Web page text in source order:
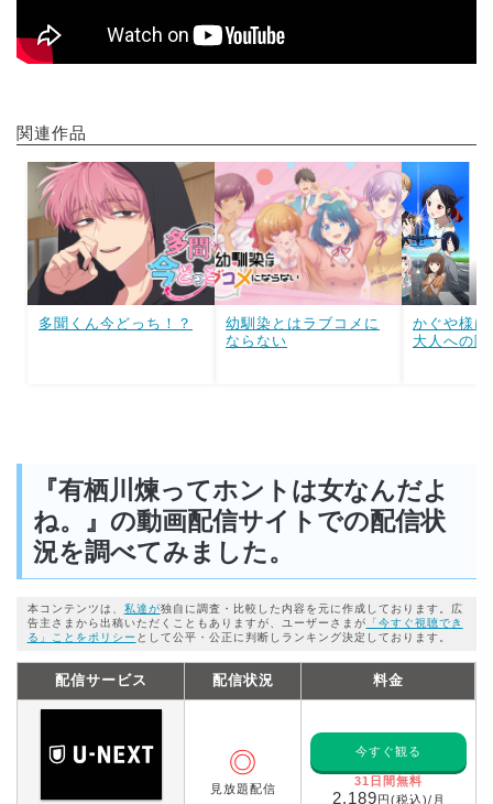
関連作品
多聞くん今どっち！？
幼馴染とはラブコメに
ならない
かぐや様
大人への階
『有栖川煉ってホントは女なんだよ
ね。』の動画配信サイトでの配信状
況を調べてみました。
本コンテンツは、 私達が独自に調査・比較した内容を元に作成しております。広
告主さまから出稿いただくこともありますが、ユーザーさまが 「今すぐ視聴でき
る」ことをポリシー として公平・公正に判断しランキング決定しております。
配信サービス 配信状況 料金
◎
見放題配信
今すぐ観る
31日間無料
2,189円(税込)/月